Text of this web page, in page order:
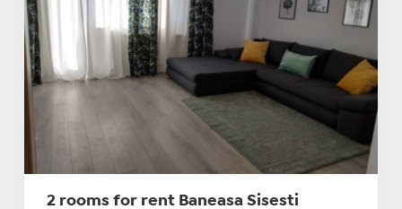
2 rooms for rent Baneasa Sisesti